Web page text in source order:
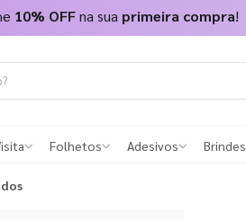
10% OFFna sua primeira compra!
Folhetos Adesivos Brindes